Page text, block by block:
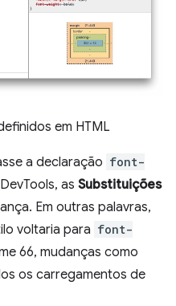
em HTML
a declaração font-
as Substituições
Em outras palavras,
voltaria para font-
66, mudanças como
os carregamentos de